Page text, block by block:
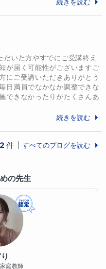
業
化学科 卒業
1-3年理科集団授業10
、アルバイト期間も含
教師(フリー)、YouTube
・出演(登録者約25,00
定試験1級	証182
いた方やすでにご受講終え
が届く可能性がございますご
にご受講いただきありがとう
日満員でなかなか調整できな
できなかったりがたくさんあ
続きを読む
件 すべてのブログを読む